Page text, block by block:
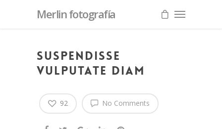
Merlin fotografía
Suspendisse
vulputate diam
No Comments
92